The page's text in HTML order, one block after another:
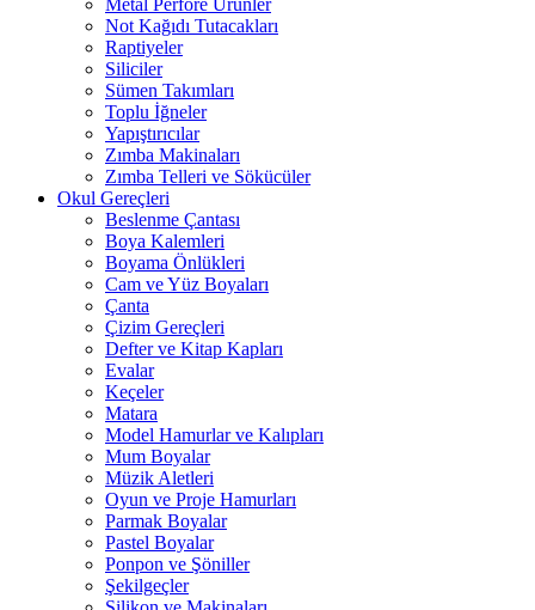
Not Kağıdı Tutacakları
Raptiyeler
Siliciler
Sümen Takımları
Toplu İğneler
Yapıştırıcılar
Zımba Makinaları
Zımba Telleri ve Sökücüler
Okul Gereçleri
Beslenme Çantası
Boya Kalemleri
Boyama Önlükleri
Cam ve Yüz Boyaları
Çanta
Çizim Gereçleri
Defter ve Kitap Kapları
Evalar
Keçeler
Matara
Model Hamurlar ve Kalıpları
Mum Boyalar
Müzik Aletleri
Oyun ve Proje Hamurları
Parmak Boyalar
Pastel Boyalar
Ponpon ve Şöniller
Şekilgeçler